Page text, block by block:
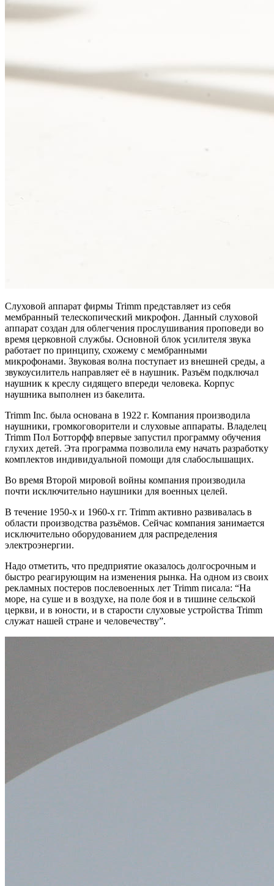
Слуховой аппарат фирмы Trimm представляет из себя
мембранный телескопический микрофон. Данный слуховой
аппарат создан для облегчения прослушивания проповеди во
время церковной службы. Основной блок усилителя звука
работает по принципу, схожему с мембранными
микрофонами. Звуковая волна поступает из внешней среды, а
звукоусилитель направляет её в наушник. Разъём подключал
наушник к креслу сидящего впереди человека. Корпус
наушника выполнен из бакелита.
Trimm Inc. была основана в 1922 г. Компания производила
наушники, громкоговорители и слуховые аппараты. Владелец
Trimm Пол Ботторфф впервые запустил программу обучения
глухих детей. Эта программа позволила ему начать разработку
комплектов индивидуальной помощи для слабослышащих.
Во время Второй мировой войны компания производила
почти исключительно наушники для военных целей.
В течение 1950-х и 1960-х гг. Trimm активно развивалась в
области производства разъёмов. Сейчас компания занимается
исключительно оборудованием для распределения
электроэнергии.
Надо отметить, что предприятие оказалось долгосрочным и
быстро реагирующим на изменения рынка. На одном из своих
рекламных постеров послевоенных лет Trimm писала: “На
море, на суше и в воздухе, на поле боя и в тишине сельской
церкви, и в юности, и в старости слуховые устройства Trimm
служат нашей стране и человечеству”.